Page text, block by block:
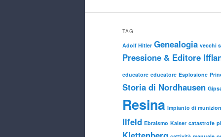
TAG
Adolf Hitler Genealogia vecchi
Pressione & Editore
educatore educatore Esplosione
Storia di Nordhausen
Resina Impianto di
Ilfeld Ebraismo Kaiser catastrofe